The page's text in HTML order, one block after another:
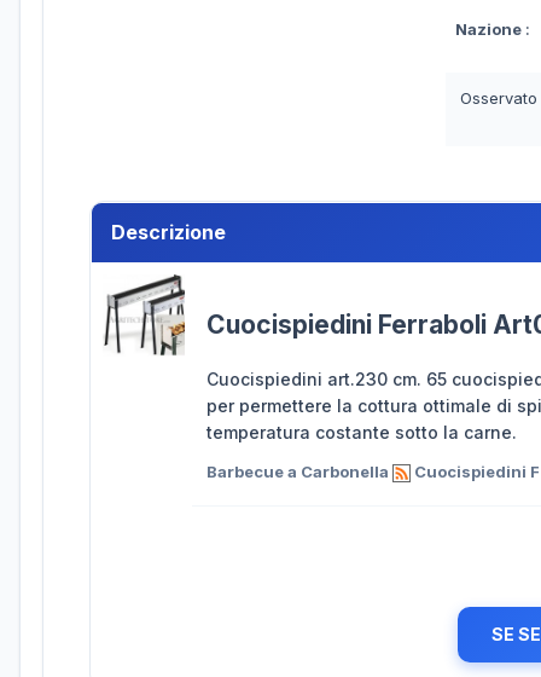
Nazione :
Descrizione
Cuocispiedini Ferraboli
Cuocispiedini art.230 cm. 65
per permettere la cottura ottimale di
temperatura costante sotto la carne.
Barbecue a Carbonella Cuocispiedini
SE